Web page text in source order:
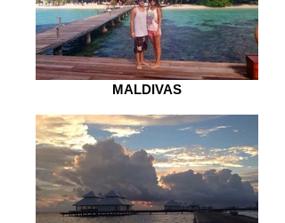
MALDIVAS